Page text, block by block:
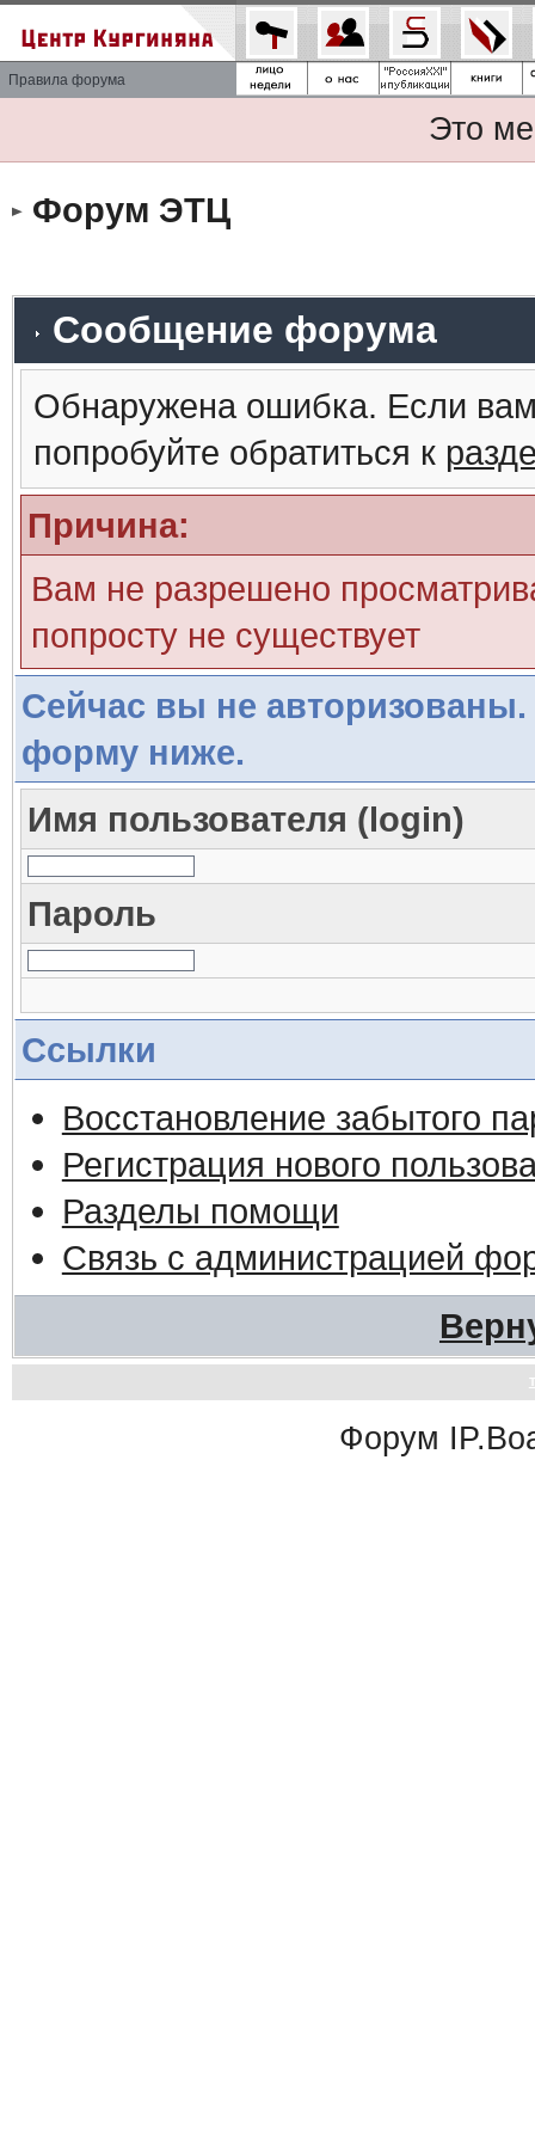
Правила форума
Это
Форум ЭТЦ
Сообщение форума
Обнаружена ошибка. Если
попробуйте обратиться к
Причина:
Вам не разрешено
попросту не существует
Сейчас вы не авторизованы.
форму ниже.
Имя пользователя (login)
Пароль
Ссылки
Восстановление забытого
Регистрация нового
Разделы помощи
Связь с администрацией
Форум